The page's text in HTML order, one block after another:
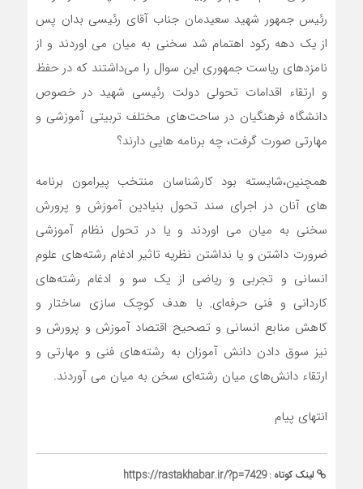
رئیس جمهور شهید سعیدمان جناب آقای رئیسی بدان پس
از یک دهه رکود اهتمام شد سخنی به میان می اوردند و از
نامزدهای ریاست جمهوری این سوال را می‌داشتند که در حفظ
و ارتقاء اقدامات تحولی دولت رئیسی شهید در خصوص
دانشگاه فرهنگیان در ساحت‌های مختلف تربیتی آموزشی و
مهارتی صورت گرفت، چه برنامه هایی دارند؟
همچنین،شایسته بود کارشناسان منتخب پیرامون برنامه
های آنان در اجرای سند تحول بنیادین آموزش و پرورش
سخنی به میان می اوردند و یا در تحول نظام آموزشی
ضرورت داشتن و یا نداشتن نظریه تاثیر ادغام رشته‌های علوم
انسانی و تجربی و ریاضی از یک سو و ادغام رشته‌های
کاردانی و فنی حرفه‌ای, با هدف کوچک سازی ساختار و
کاهش منابع انسانی و تصحیح اقتصاد آموزش و پرورش و
نیز سوق دادن دانش آموزان به رشته‌های فنی و مهارتی و
ارتقاء دانش‌های میان رشته‌ای سخن به میان می‌ آوردند.
انتهای پیام
لینک کوتاه :https://rastakhabar.ir/?p=7429